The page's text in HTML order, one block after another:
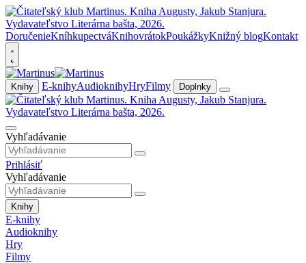
DoručenieKníhkupectváKnihovrátokPoukážkyKnižný blogKontakt
Knihy E-knihyAudioknihyHryFilmy Doplnky
Vyhľadávanie
Prihlásiť
Vyhľadávanie
Knihy
E-knihy
Audioknihy
Hry
Filmy